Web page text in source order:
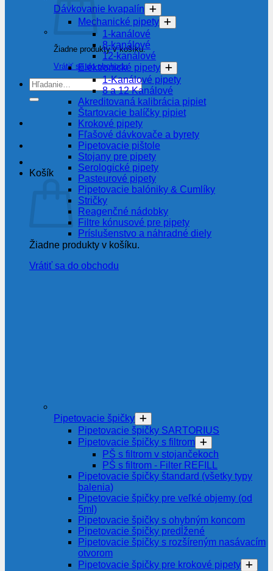
Žiadne produkty v košíku.
Vrátiť sa do obchodu
Hľadať:
Košík
Žiadne produkty v košíku.
Vrátiť sa do obchodu
Dávkovanie kvapalín
Mechanické pipety
1-kanálové
8-kanálové
12-kanálové
Elektronické pipety
1-Kanálové pipety
8 a 12 Kanálové
Akreditovaná kalibrácia pipiet
Štartovacie balíčky pipiet
Krokové pipety
Fľašové dávkovače a byrety
Pipetovacie pištole
Stojany pre pipety
Serologické pipety
Pasteurové pipety
Pipetovacie balóniky & Cumlíky
Stričky
Reagenčné nádobky
Filtre kónusové pre pipety
Príslušenstvo a náhradné diely
Pipetovacie špičky
Pipetovacie špičky SARTORIUS
Pipetovacie špičky s filtrom
PŠ s filtrom v stojančekoch
PŠ s filtrom - Filter REFILL
Pipetovacie špičky štandard (všetky typy
balenia)
Pipetovacie špičky pre veľké objemy (od
5ml)
Pipetovacie špičky s ohybným koncom
Pipetovacie špičky predĺžené
Pipetovacie špičky s rozšíreným nasávacím
otvorom
Pipetovacie špičky pre krokové pipety